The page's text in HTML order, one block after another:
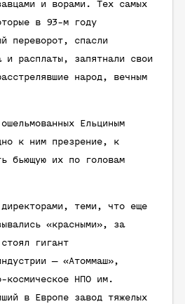
и ворами. Тех самых
в 93-м году
переворот, спасли
и расплаты, запятнали свои
народ, вечным
Ельциным
к ним презрение, к
бьющую их по головам
теми, что еще
«красными», за
гигант
— «Атоммаш»,
космическое НПО им.
в Европе завод тяжелых